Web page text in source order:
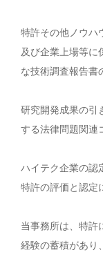
特許その他ノウハ
及び企業上場等に
な技術調査報告書
研究開発成果の引
する法律問題関連
ハイテク企業の認
特許の評価と認定
当事務所は、特許
経験の蓄積があり